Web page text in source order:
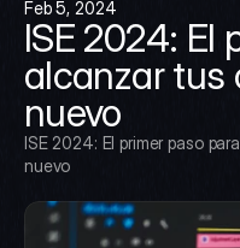
Feb 5, 2024
ISE 2024: El
alcanzar tus
nuevo
ISE 2024: El primer paso
nuevo